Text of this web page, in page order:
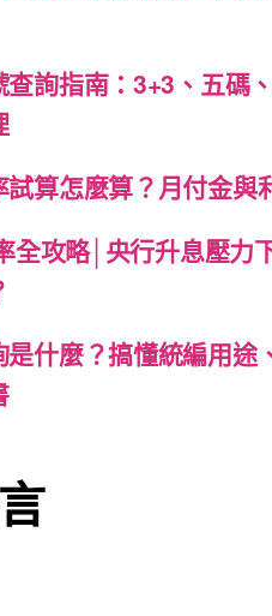
查詢指南：3+3、五碼
試算怎麼算？月付金與
全攻略│央行升息壓力
什麼？搞懂統編用途